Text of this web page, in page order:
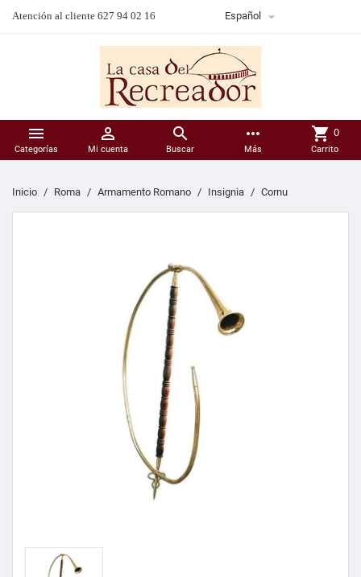
Atención al cliente 627 94 02 16 Español 

Categorías

Mi cuenta

Buscar
more_horiz
Más
shopping_cart 0
Carrito
Inicio Roma Armamento Romano Insignia Cornu